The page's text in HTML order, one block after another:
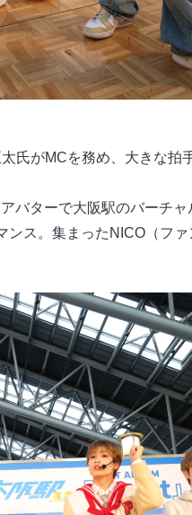
氏がMCを務め、大きな拍
バターで大阪駅のバーチ
ンス。集まったNICO（フ